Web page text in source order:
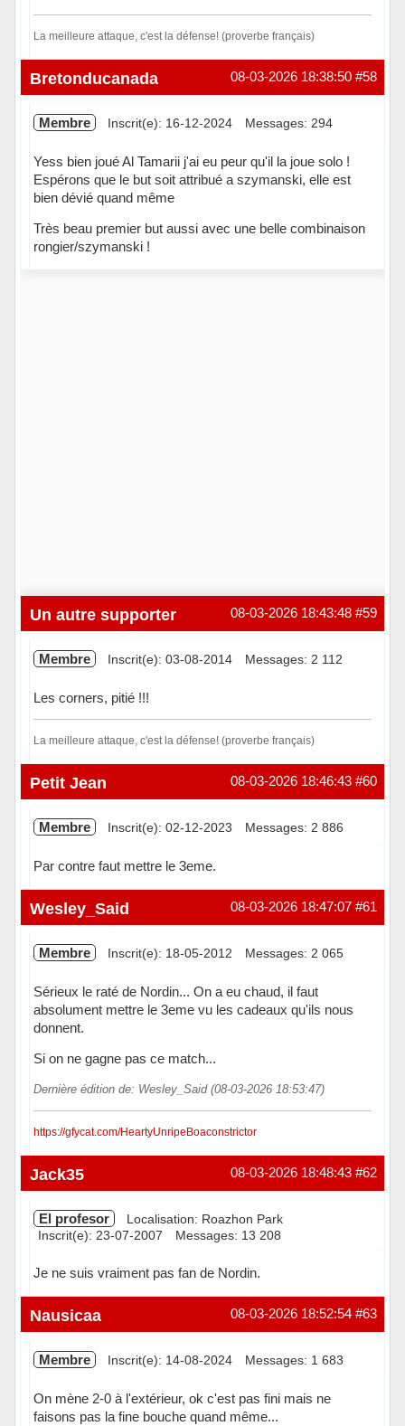
La meilleure attaque, c'est la défense! (proverbe français)
Hors ligne #58
08-03-2026 18:38:50
Bretonducanada
Membre Inscrit(e): 16-12-2024 Messages: 294
Yess bien joué Al Tamarii j'ai eu peur qu'il la joue solo !
Espérons que le but soit attribué a szymanski, elle est
bien dévié quand même
Très beau premier but aussi avec une belle combinaison
rongier/szymanski !
#59
08-03-2026 18:43:48
Un autre supporter
Membre Inscrit(e): 03-08-2014 Messages: 2 112
Les corners, pitié !!!
La meilleure attaque, c'est la défense! (proverbe français)
Hors ligne #60
08-03-2026 18:46:43
Petit Jean
Membre Inscrit(e): 02-12-2023 Messages: 2 886
Par contre faut mettre le 3eme.
Hors ligne #61
08-03-2026 18:47:07
Wesley_Said
Membre Inscrit(e): 18-05-2012 Messages: 2 065
Sérieux le raté de Nordin... On a eu chaud, il faut
absolument mettre le 3eme vu les cadeaux qu'ils nous
donnent.
Si on ne gagne pas ce match...
Dernière édition de: Wesley_Said (08-03-2026 18:53:47)
https://gfycat.com/HeartyUnripeBoaconstrictor
Hors ligne #62
08-03-2026 18:48:43
Jack35
El profesor
Localisation: Roazhon Park
Inscrit(e): 23-07-2007
Messages: 13 208
Je ne suis vraiment pas fan de Nordin.
Hors ligne #63
08-03-2026 18:52:54
Nausicaa
Membre Inscrit(e): 14-08-2024 Messages: 1 683
On mène 2-0 à l'extérieur, ok c'est pas fini mais ne
faisons pas la fine bouche quand même...